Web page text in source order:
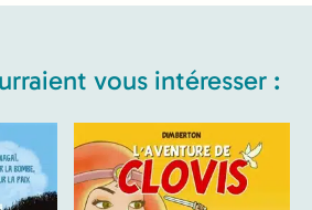
vous intéresser :